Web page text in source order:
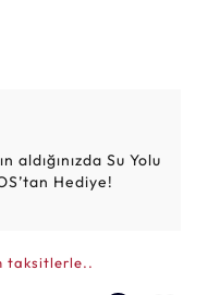
aldığınızda Su Yolu
Hediye!
taksitlerle..